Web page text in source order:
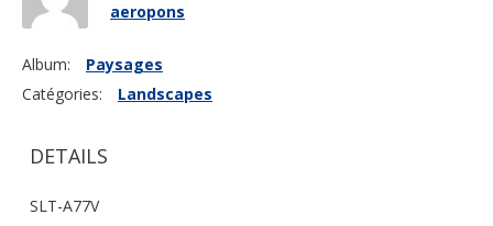
aeropons
Album:
Paysages
Catégories:
Landscapes
DETAILS
SLT-A77V